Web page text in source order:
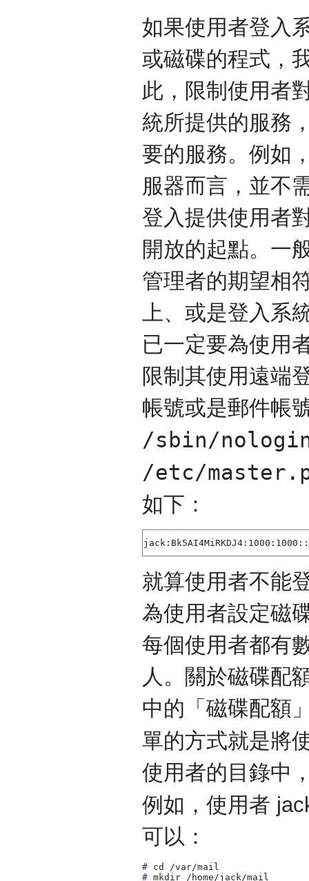
如果使用者登入
或磁碟的程式，
此，限制使用者
統所提供的服務
要的服務。例如
服器而言，並不
登入提供使用者
開放的起點。一
管理者的期望相
上、或是登入系
已一定要為使用
限制其使用遠端
帳號或是郵件帳
/sbin/
/etc/
如下：
就算使用者不能
為使用者設定磁
每個使用者都有
人。關於磁碟配
中的「磁碟配額
單的方式就是將
使用者的目錄中
例如，使用者
可以：
#
cd /var/mail
# mkdir /home/jack/mail